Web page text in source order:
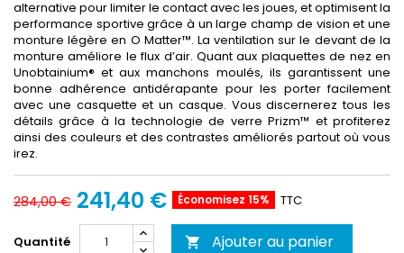
alternative pour limiter le contact avec les joues, et optimisent la
performance sportive grâce à un large champ de vision et une
monture légère en O Matter™. La ventilation sur le devant de la
monture améliore le flux d’air. Quant aux plaquettes de nez en
Unobtainium® et aux manchons moulés, ils garantissent une
bonne adhérence antidérapante pour les porter facilement
avec une casquette et un casque. Vous discernerez tous les
détails grâce à la technologie de verre Prizm™ et profiterez
ainsi des couleurs et des contrastes améliorés partout où vous
irez.
284,00 € 241,40 € Économisez 15% TTC
Quantité  Ajouter au panier